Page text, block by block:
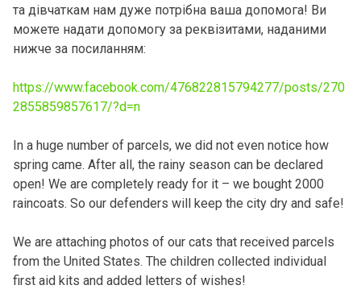
та дівчаткам нам дуже потрібна ваша допомога! Ви
можете надати допомогу за реквізитами, наданими
нижче за посиланням:
https://www.facebook.com/476822815794277/posts/270
2855859857617/?d=n
In a huge number of parcels, we did not even notice how
spring came. After all, the rainy season can be declared
open! We are completely ready for it – we bought 2000
raincoats. So our defenders will keep the city dry and safe!
We are attaching photos of our cats that received parcels
from the United States. The children collected individual
first aid kits and added letters of wishes!